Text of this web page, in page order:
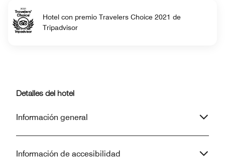
Hotel con premio Travelers Choice 2021 de
Tripadvisor
Detalles del hotel
Información general
Información de accesibilidad